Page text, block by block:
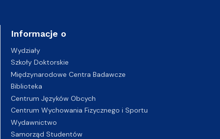
Informacje o
Wydziały
Szkoły Doktorskie
Międzynarodowe Centra Badawcze
Biblioteka
Centrum Języków Obcych
Centrum Wychowania Fizycznego i Sportu
Wydawnictwo
Samorząd Studentów